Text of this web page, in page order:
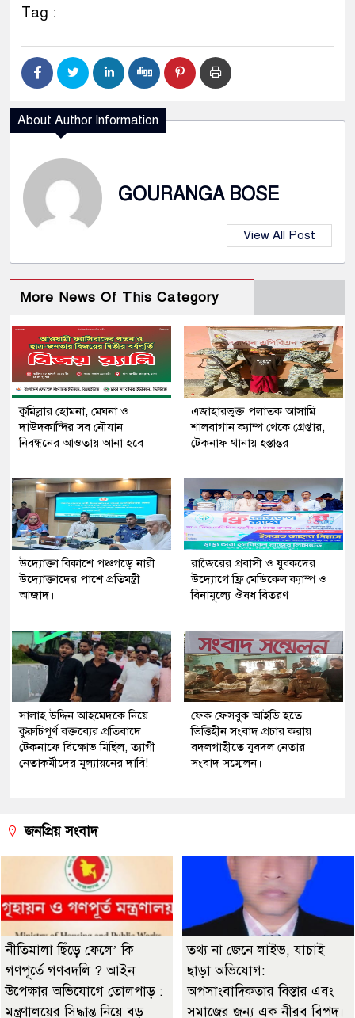
Tag :
About Author Information
GOURANGA BOSE
View All Post
More News Of This Category
কুমিল্লার হোমনা, মেঘনা ও
দাউদকান্দির সব নৌযান
নিবন্ধনের আওতায় আনা হবে।
এজাহারভুক্ত পলাতক আসামি
শালবাগান ক্যাম্প থেকে গ্রেপ্তার,
টেকনাফ থানায় হস্তান্তর।
উদ্যোক্তা বিকাশে পঞ্চগড়ে নারী
উদ্যোক্তাদের পাশে প্রতিমন্ত্রী
আজাদ।
রাজৈরের‌ প্রবাসী ও যুবকদের
উদ্যোগে ফ্রি মেডিকেল ক্যাম্প ও
বিনামূল্যে ঔষধ বিতরণ।
সালাহ উদ্দিন আহমেদকে নিয়ে
কুরুচিপূর্ণ বক্তব্যের প্রতিবাদে
টেকনাফে বিক্ষোভ মিছিল, ত্যাগী
নেতাকর্মীদের মূল্যায়নের দাবি!
ফেক ফেসবুক আইডি হতে
ভিত্তিহীন সংবাদ প্রচার করায়
বদলগাছীতে যুবদল নেতার
সংবাদ সম্মেলন।
জনপ্রিয় সংবাদ
নীতিমালা ছিঁড়ে ফেলে’ কি
গণপূর্তে গণবদলি ? আইন
উপেক্ষার অভিযোগে তোলপাড় :
মন্ত্রণালয়ের সিদ্ধান্ত নিয়ে বড়
তথ্য না জেনে লাইভ, যাচাই
ছাড়া অভিযোগ:
অপসাংবাদিকতার বিস্তার এবং
সমাজের জন্য এক নীরব বিপদ।